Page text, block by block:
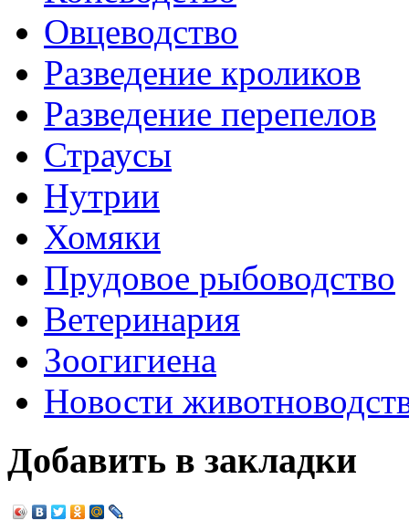
Овцеводство
Разведение кроликов
Разведение перепелов
Страусы
Нутрии
Хомяки
Прудовое рыбоводство
Ветеринария
Зоогигиена
Новости
Добавить в закладки